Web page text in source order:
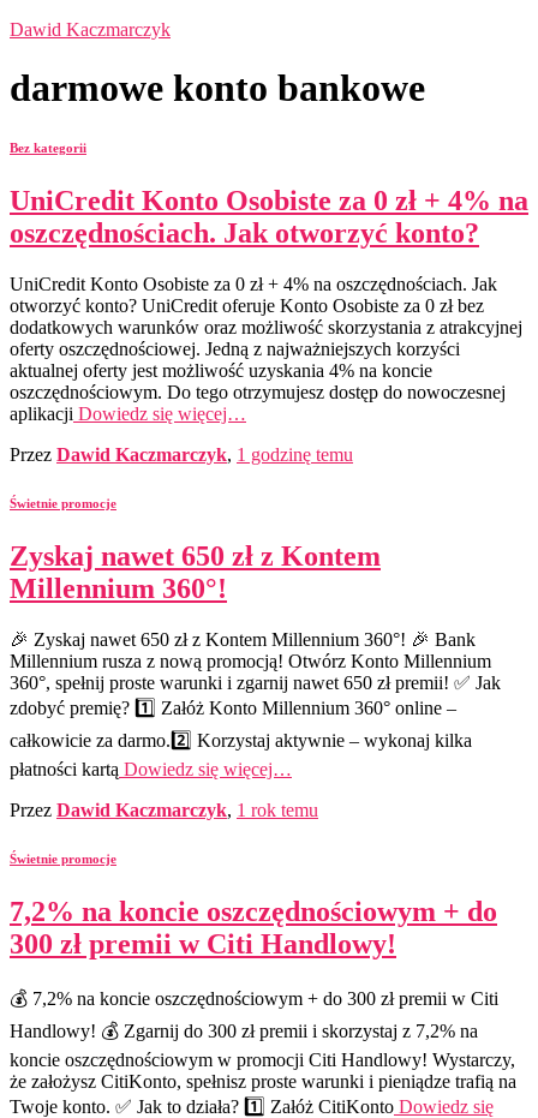
Dawid Kaczmarczyk
darmowe konto bankowe
Bez kategorii
UniCredit Konto Osobiste za 0 zł + 4% na
oszczędnościach. Jak otworzyć konto?
UniCredit Konto Osobiste za 0 zł + 4% na oszczędnościach. Jak
otworzyć konto? UniCredit oferuje Konto Osobiste za 0 zł bez
dodatkowych warunków oraz możliwość skorzystania z atrakcyjnej
oferty oszczędnościowej. Jedną z najważniejszych korzyści
aktualnej oferty jest możliwość uzyskania 4% na koncie
oszczędnościowym. Do tego otrzymujesz dostęp do nowoczesnej
aplikacji Dowiedz się więcej…
Przez Dawid Kaczmarczyk, 1 godzinę temu
Świetnie promocje
Zyskaj nawet 650 zł z Kontem
Millennium 360°!
🎉 Zyskaj nawet 650 zł z Kontem Millennium 360°! 🎉 Bank
Millennium rusza z nową promocją! Otwórz Konto Millennium
360°, spełnij proste warunki i zgarnij nawet 650 zł premii! ✅ Jak
zdobyć premię? 1️⃣ Załóż Konto Millennium 360° online –
całkowicie za darmo.2️⃣ Korzystaj aktywnie – wykonaj kilka
płatności kartą Dowiedz się więcej…
Przez Dawid Kaczmarczyk, 1 rok temu
Świetnie promocje
7,2% na koncie oszczędnościowym + do
300 zł premii w Citi Handlowy!
💰 7,2% na koncie oszczędnościowym + do 300 zł premii w Citi
Handlowy! 💰 Zgarnij do 300 zł premii i skorzystaj z 7,2% na
koncie oszczędnościowym w promocji Citi Handlowy! Wystarczy,
że założysz CitiKonto, spełnisz proste warunki i pieniądze trafią na
Twoje konto. ✅ Jak to działa? 1️⃣ Załóż CitiKonto Dowiedz się